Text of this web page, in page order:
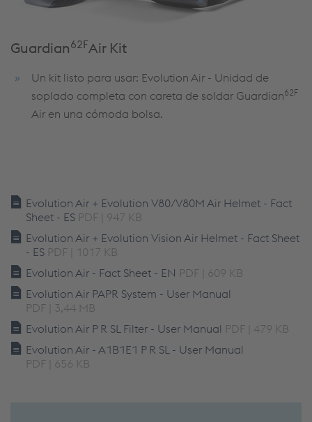
Guardian62FAir Kit
Un kit listo para usar: Evolution Air - Unidad de
soplado completa con careta de soldar Guardian62F
Air en una cómoda bolsa.
Evolution Air + Evolution V80/V80M Air Helmet - Fact
Sheet - ES PDF | 947 KB
Evolution Air + Evolution Vision Air Helmet - Fact Sheet
- ES PDF | 1017 KB
Evolution Air - Fact Sheet - EN PDF | 609 KB
Evolution Air PAPR System - User Manual
PDF | 3,44 MB
Evolution Air P R SL Filter - User Manual PDF | 479 KB
Evolution Air - A1B1E1 P R SL - User Manual
PDF | 656 KB